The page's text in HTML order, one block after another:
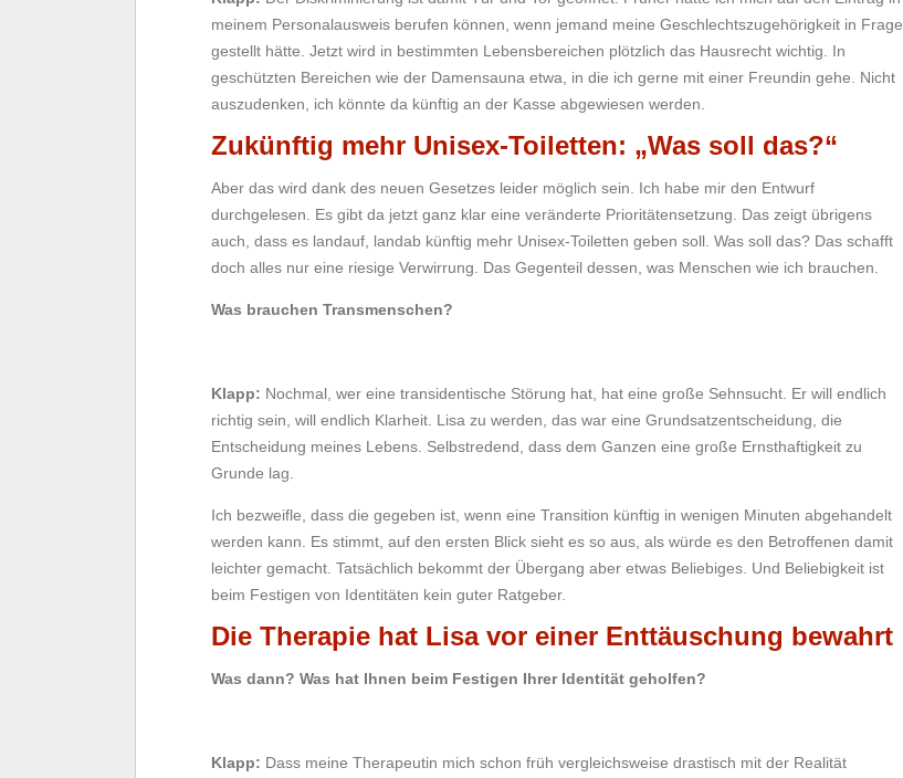
meinem Personalausweis berufen können, wenn jemand meine Geschlechtszugehörigkeit in Frage
gestellt hätte. Jetzt wird in bestimmten Lebensbereichen plötzlich das Hausrecht wichtig. In
geschützten Bereichen wie der Damensauna etwa, in die ich gerne mit einer Freundin gehe. Nicht
auszudenken, ich könnte da künftig an der Kasse abgewiesen werden.
Zukünftig mehr Unisex-Toiletten: „Was soll das?“
Aber das wird dank des neuen Gesetzes leider möglich sein. Ich habe mir den Entwurf
durchgelesen. Es gibt da jetzt ganz klar eine veränderte Prioritätensetzung. Das zeigt übrigens
auch, dass es landauf, landab künftig mehr Unisex-Toiletten geben soll. Was soll das? Das schafft
doch alles nur eine riesige Verwirrung. Das Gegenteil dessen, was Menschen wie ich brauchen.
Was brauchen Transmenschen?
Klapp: Nochmal, wer eine transidentische Störung hat, hat eine große Sehnsucht. Er will endlich
richtig sein, will endlich Klarheit. Lisa zu werden, das war eine Grundsatzentscheidung, die
Entscheidung meines Lebens. Selbstredend, dass dem Ganzen eine große Ernsthaftigkeit zu
Grunde lag.
Ich bezweifle, dass die gegeben ist, wenn eine Transition künftig in wenigen Minuten abgehandelt
werden kann. Es stimmt, auf den ersten Blick sieht es so aus, als würde es den Betroffenen damit
leichter gemacht. Tatsächlich bekommt der Übergang aber etwas Beliebiges. Und Beliebigkeit ist
beim Festigen von Identitäten kein guter Ratgeber.
Die Therapie hat Lisa vor einer Enttäuschung bewahrt
Was dann? Was hat Ihnen beim Festigen Ihrer Identität geholfen?
Klapp: Dass meine Therapeutin mich schon früh vergleichsweise drastisch mit der Realität